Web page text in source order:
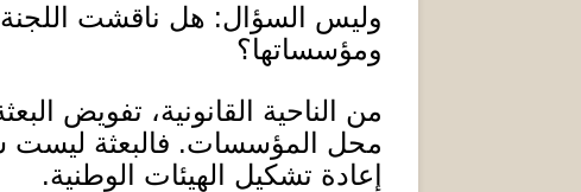
وليس السؤال: هل ناقشت
ومؤسساتها؟
من الناحية القانونية، تفويض
محل المؤسسات. فالبعثة
إعادة تشكيل الهيئات الوطنية.